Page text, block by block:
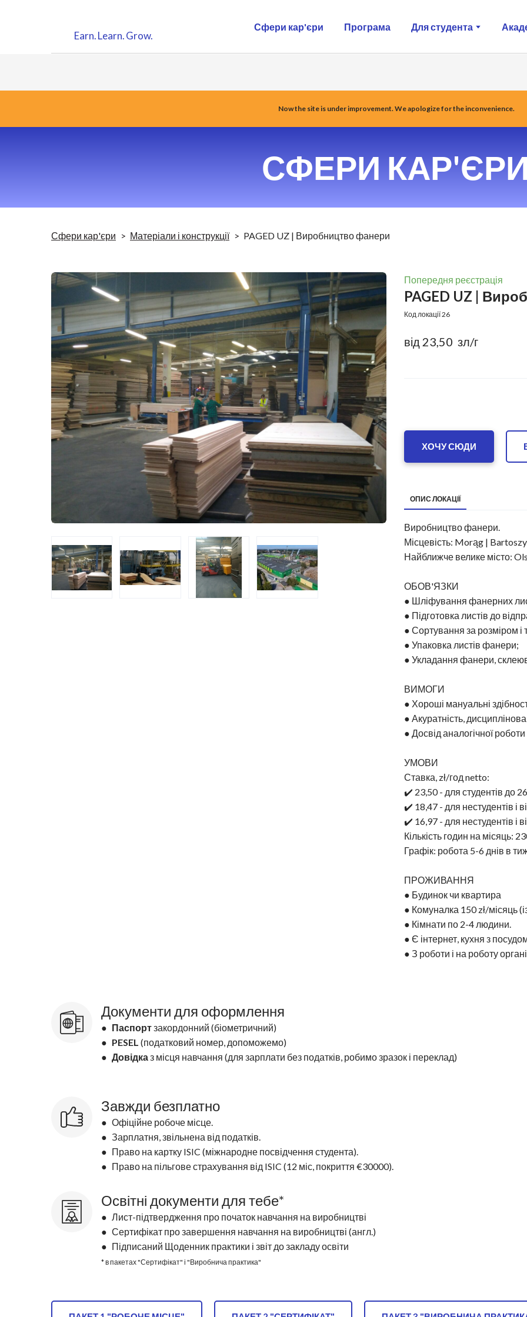
Earn.Learn.Grow.
Сфери кар'єри Програма Для студента
Now the site is under improvement. We apologize for the inconvenience.
СФЕРИ
Сфери кар'єри Матеріали і конструкції PAGED UZ | Виробництво фанери
Попередня реєстрація
PAGED UZ |
Код локації 26
від 23,50  зл/г
ХОЧУ СЮДИ
ОПИС ЛОКАЦІЇ
Виробництво фанери.
Місцевість: Morąg |
Найближче велике місто:
ОБОВ'ЯЗКИ
● Шліфування фанерних
● Підготовка листів до
● Сортування за розміром
● Упаковка листів фанери;
● Укладання фанери,
ВИМОГИ
● Хороші мануальні
● Акуратність,
● Досвід аналогічної
УМОВИ
Ставка, zł/год netto:
✔️ 23,50 - для студентів до
✔️ 18,47 - для нестудентів і
✔️ 16,97 - для нестудентів і
Кількість годин на місяць:
Графік: робота 5-6 днів в
ПРОЖИВАННЯ
● Будинок чи квартира
● Комуналка 150 zł/місяць
● Кімнати по 2-4 людини.
● Є інтернет, кухня з
● З роботи і на роботу
Документи для оформлення
● Паспортзакордонний (біометричний)
● PESEL (податковий номер, допоможемо)
● Довідка з місця навчання (для зарплати без податків, робимо зразок і переклад)
Завжди безплатно
● Офіційне робоче місце.
● Зарплатня, звільнена від податків.
● Право на картку ISIC (міжнародне посвідчення студента).
● Право на пільгове страхування від ISIC (12 міс, покриття €30000).
Освітні документи для тебе*
● Лист-підтвердження про початок навчання на виробництві
● Сертифікат про завершення навчання на виробництві (англ.)
● Підписаний Щоденник практики і звіт до закладу освіти
* в пакетах "Сертифікат" і "Виробнича практика"